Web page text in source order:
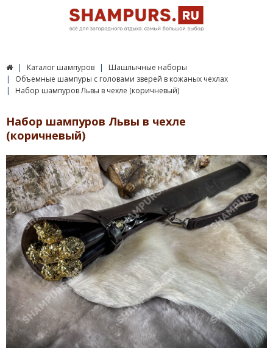
Каталог шампуров
Шашлычные наборы
Объемные шампуры с головами зверей в кожаных чехлах
Набор шампуров Львы в чехле (коричневый)
Набор шампуров Львы в чехле
(коричневый)